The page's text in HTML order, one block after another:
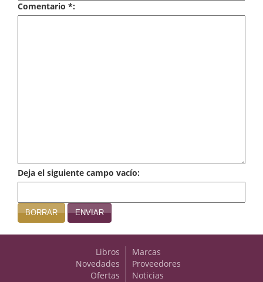
Infantil y juvenil
Mafia y espionaje
Matemáticas
Medicina
Comentario *:
Deja el siguiente campo vacío:
BORRAR ENVIAR
Libros
Novedades
Ofertas
Marcas
Proveedores
Noticias